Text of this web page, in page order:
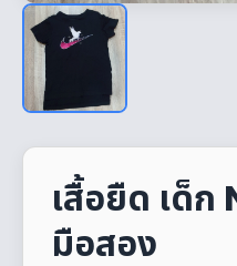
เสื้อยืด เด็
มือสอง